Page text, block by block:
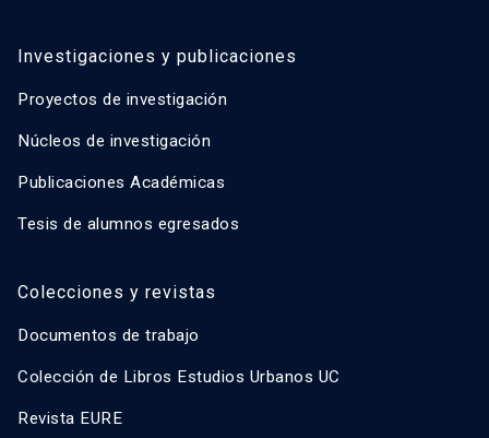
Investigaciones y publicaciones
Proyectos de investigación
Núcleos de investigación
Publicaciones Académicas
Tesis de alumnos egresados
Colecciones y revistas
Documentos de trabajo
Colección de Libros Estudios Urbanos UC
Revista EURE